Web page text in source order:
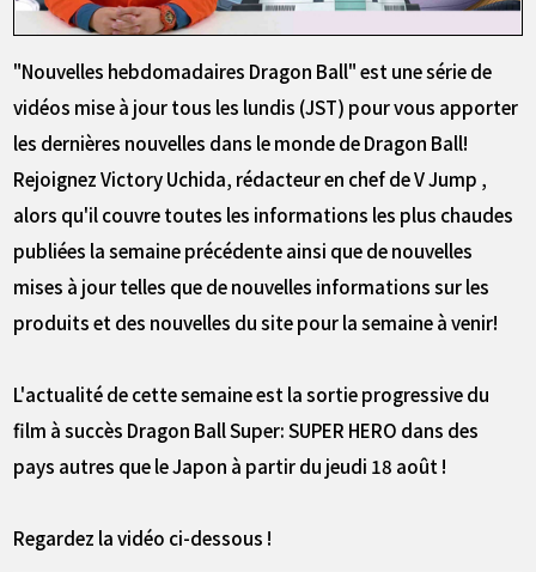
"Nouvelles hebdomadaires Dragon Ball" est une série de
vidéos mise à jour tous les lundis (JST) pour vous apporter
les dernières nouvelles dans le monde de Dragon Ball!
Rejoignez Victory Uchida, rédacteur en chef de V Jump ,
alors qu'il couvre toutes les informations les plus chaudes
publiées la semaine précédente ainsi que de nouvelles
mises à jour telles que de nouvelles informations sur les
produits et des nouvelles du site pour la semaine à venir!
L'actualité de cette semaine est la sortie progressive du
film à succès Dragon Ball Super: SUPER HERO dans des
pays autres que le Japon à partir du jeudi 18 août !
Regardez la vidéo ci-dessous !